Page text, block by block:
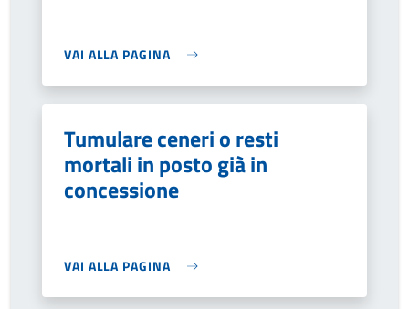
VAI ALLA PAGINA
Tumulare ceneri o resti
mortali in posto già in
concessione
VAI ALLA PAGINA